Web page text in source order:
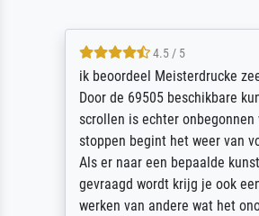
4.5 / 5
ik beoordeel Meisterdrucke
Door de 69505 beschikbare
scrollen is echter onbegonnen
stoppen begint het weer van
Als er naar een bepaalde
gevraagd wordt krijg je ook
werken van andere wat het